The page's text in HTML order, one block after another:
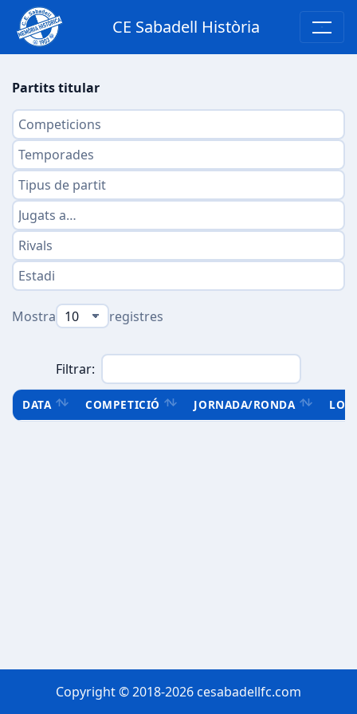
CE Sabadell Història
Partits titular
Mostra registres
Filtrar:
DATA COMPETICIÓ JORNADA/RONDA
Copyright © 2018-2026 cesabadellfc.com